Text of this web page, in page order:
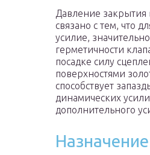
Давление закрытия
связано с тем, что
усилие,
герметичности
посадке силу
поверхностями
способствует
динамических
дополнительного
Назначение